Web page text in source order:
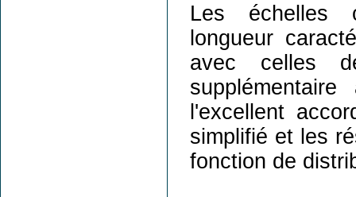
Les échelles
longueur
avec celles
l'excellent
simplifié et les
fonction de